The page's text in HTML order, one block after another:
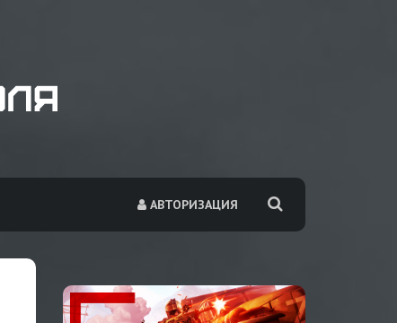
АВТОРИЗАЦИЯ